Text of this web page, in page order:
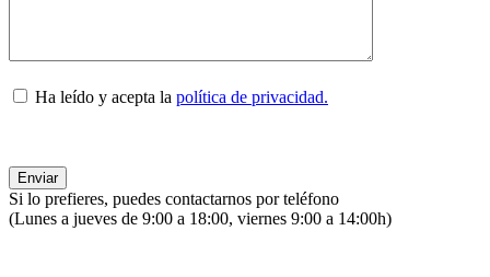
Ha leído y acepta la política de privacidad.
Si lo prefieres, puedes contactarnos por teléfono
(Lunes a jueves de 9:00 a 18:00, viernes 9:00 a 14:00h)